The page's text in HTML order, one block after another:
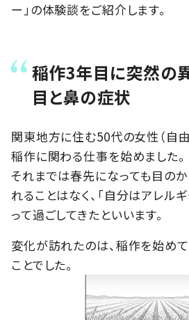
ー」の体験談をご紹介します。
稲作3年目に突然の
目と鼻の症状
関東地方に住む50代の女性（自
稲作に関わる仕事を始めました。
それまでは春先になっても目の
れることはなく、「自分はアレル
って過ごしてきたといいます。
変化が訪れたのは、稲作を始め
ことでした。